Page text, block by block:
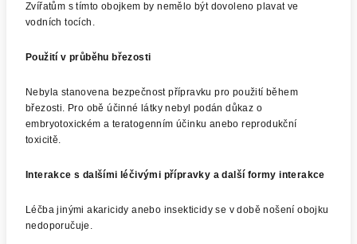
Zvířatům s tímto obojkem by nemělo být dovoleno plavat ve
vodních tocích.
Použití v průběhu březosti
Nebyla stanovena bezpečnost přípravku pro použití během
březosti. Pro obě účinné látky nebyl podán důkaz o
embryotoxickém a teratogenním účinku anebo reprodukční
toxicitě.
Interakce s dalšími léčivými přípravky a další formy interakce
Léčba jinými akaricidy anebo insekticidy se v době nošení obojku
nedoporučuje.